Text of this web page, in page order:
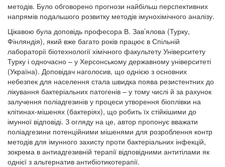
методів. Було обговорено прогнози найбільш перспективних
напрямів подальшого розвитку методів імунохімічного аналізу.
Цікавою була доповідь професора В. Зав’ялова (Турку,
Фінляндія), який вже багато років працює в Спільній
лабораторії біотехнології хімічного факультету Університету
Турку і одночасно – у Херсонському державному університеті
(Україна). Доповідач наголосив, що однією з основних
небезпек для населення стала швидка поява резистентних до
лікування бактеріальних патогенів – у тому числі й за рахунок
залучення поліадгезинів у процеси утворення біоплівки на
клітинах-мішенях (бактеріях), що робить їх стійкішими до
імунної відповіді. З огляду на це, автор пропонує вважати
поліадгезини потенційними мішенями для розроблення контр
методів для імунного захисту проти бактеріальних інфекцій,
зокрема в антиадгезивній терапії відповідними антитілами як
однієї з альтернатив антибіотикотерапії.